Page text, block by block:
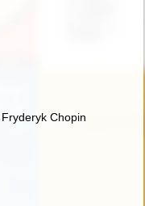
Fryderyk Chopin